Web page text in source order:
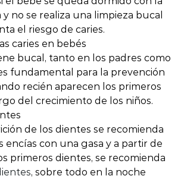
no se realiza una limpieza bucal
el riesgo de caries.
caries en bebés
bucal, tanto en los padres como
fundamental para la prevención
recién aparecen los primeros
del crecimiento de los niños.
de los dientes se recomienda
encías con una gasa y a partir de
primeros dientes, se recomienda
, sobre todo en la noche